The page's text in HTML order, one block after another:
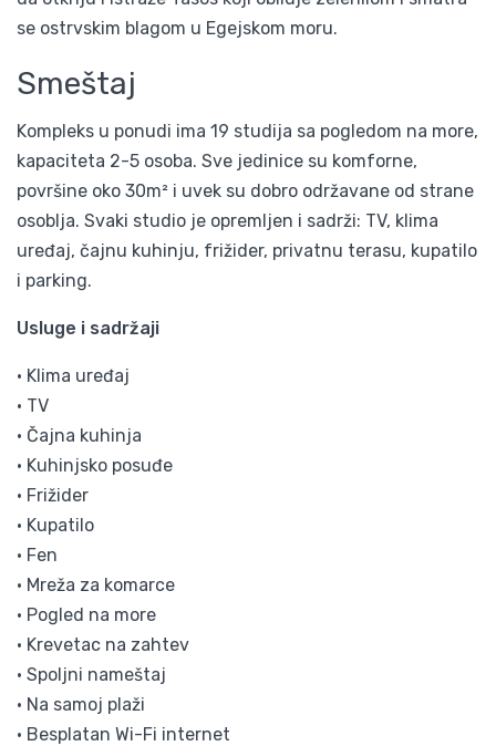
se ostrvskim blagom u Egejskom moru.
Smeštaj
Kompleks u ponudi ima 19 studija sa pogledom na more,
kapaciteta 2-5 osoba. Sve jedinice su komforne,
površine oko 30m² i uvek su dobro održavane od strane
osoblja. Svaki studio je opremljen i sadrži: TV, klima
uređaj, čajnu kuhinju, frižider, privatnu terasu, kupatilo
i parking.
Usluge i sadržaji
• Klima uređaj
• TV
• Čajna kuhinja
• Kuhinjsko posuđe
• Frižider
• Kupatilo
• Fen
• Mreža za komarce
• Pogled na more
• Krevetac na zahtev
• Spoljni nameštaj
• Na samoj plaži
• Besplatan Wi-Fi internet